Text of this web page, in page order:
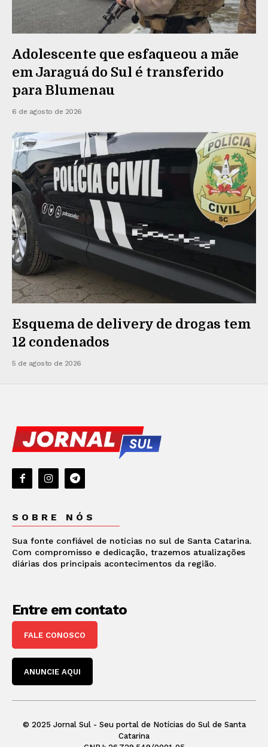
Adolescente que esfaqueou a mãe
em Jaraguá do Sul é transferido
para Blumenau
6 de agosto de 2026
Esquema de delivery de drogas tem
12 condenados
5 de agosto de 2026
SOBRE NÓS
Sua fonte confiável de notícias no sul de Santa Catarina.
Com compromisso e dedicação, trazemos atualizações
diárias dos principais acontecimentos da região.
Entre em contato
FALE CONOSCO
ANUNCIE AQUI
© 2025 Jornal Sul - Seu portal de Notícias do Sul de Santa
Catarina